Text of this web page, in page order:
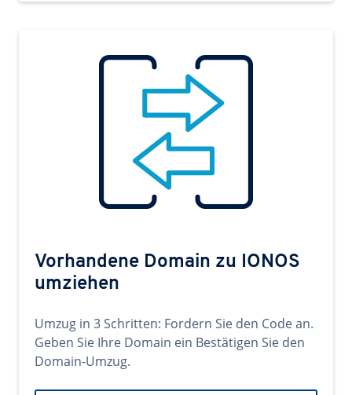
Vorhandene Domain zu IONOS
umziehen
Umzug in 3 Schritten: Fordern Sie den Code an.
Geben Sie Ihre Domain ein Bestätigen Sie den
Domain-Umzug.